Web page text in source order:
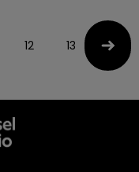
12 13 14